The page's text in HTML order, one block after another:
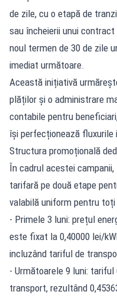
de zile, cu o etapă de
sau încheierii unui contract
noul termen de 30 de zile
imediat următoare.
Această inițiativă
plăților și o administrare
contabile pentru
își perfecționează fluxurile
Structura promoțională
În cadrul acestei
tarifară pe două etape
valabilă uniform pentru
- Primele 3 luni: prețul
este fixat la 0,40000 lei/
incluzând tariful de
- Următoarele 9 luni:
transport, rezultând